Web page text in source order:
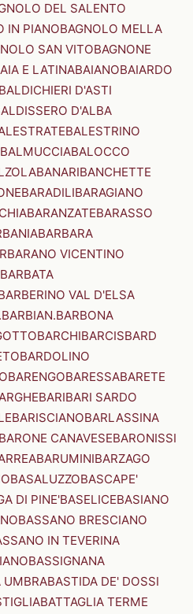
DEL SALENTO
IN PIANOBAGNOLO MELLA
SAN VITOBAGNONE
E LATINABAIANOBAIARDO
BALDICHIERI D'ASTI
D'ALBA
BALESTRINO
BALMUCCIABALOCCO
BANARIBANCHETTE
BARADILIBARAGIANO
BARANZATEBARASSO
BARBARA
VICENTINO
BARBATA
VAL D'ELSA
BARBONA
BARCHIBARCISBARD
BARDOLINO
BARENGOBARESSABARETE
BARIBARI SARDO
BARISCIANOBARLASSINA
BARONE CANAVESEBARONISSI
BARUMINIBARZAGO
BASALUZZOBASCAPE'
DI PINE'BASELICEBASIANO
BASSANO BRESCIANO
IN TEVERINA
BASSIGNANA
UMBRABASTIDA DE' DOSSI
BATTAGLIA TERME